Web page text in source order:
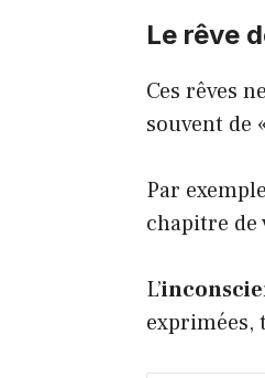
Le rêve
Ces rêves
souvent de
Par
chapitre de
L’
exprimées,